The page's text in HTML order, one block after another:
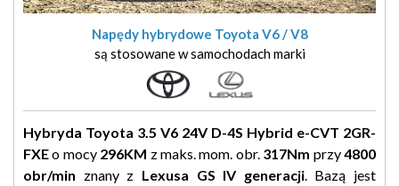
Napędy hybrydowe Toyota V6 / V8
są stosowane w samochodach marki
Hybryda Toyota 3.5 V6 24V D-4S Hybrid e-CVT 2GR-
FXEo mocy 296KM z maks. mom. obr. 317Nm przy4800
obr/min znany z Lexusa GS IV generacji. Bazą jest